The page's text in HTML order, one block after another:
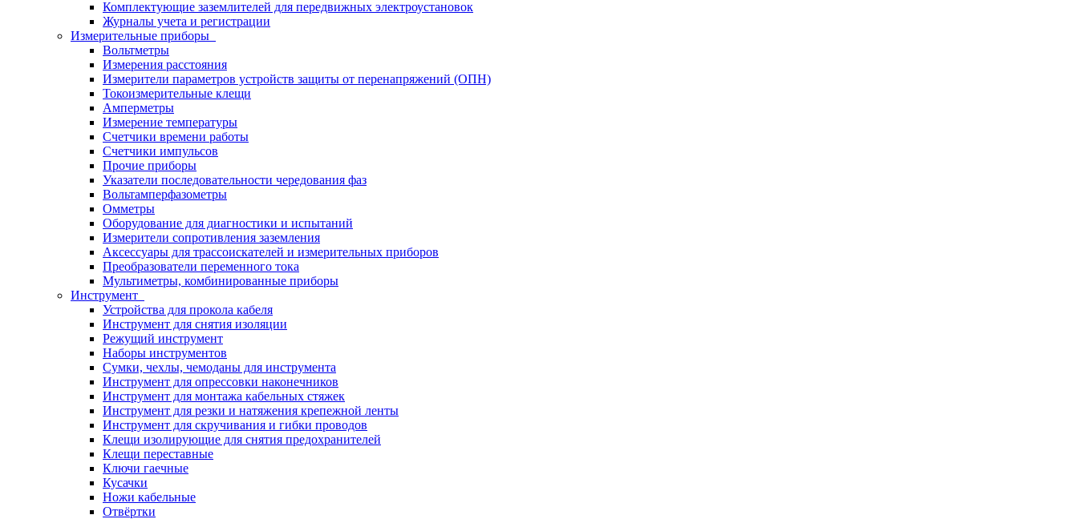
Комплектующие заземлителей для передвижных электроустановок
Журналы учета и регистрации
Измерительные приборы
Вольтметры
Измерения расстояния
Измерители параметров устройств защиты от перенапряжений (ОПН)
Токоизмерительные клещи
Амперметры
Измерение температуры
Счетчики времени работы
Счетчики импульсов
Прочие приборы
Указатели последовательности чередования фаз
Вольтамперфазометры
Омметры
Оборудование для диагностики и испытаний
Измерители сопротивления заземления
Аксессуары для трассоискателей и измерительных приборов
Преобразователи переменного тока
Мультиметры, комбинированные приборы
Инструмент
Устройства для прокола кабеля
Инструмент для снятия изоляции
Режущий инструмент
Наборы инструментов
Сумки, чехлы, чемоданы для инструмента
Инструмент для опрессовки наконечников
Инструмент для монтажа кабельных стяжек
Инструмент для резки и натяжения крепежной ленты
Инструмент для скручивания и гибки проводов
Клещи изолирующие для снятия предохранителей
Клещи переставные
Ключи гаечные
Кусачки
Ножи кабельные
Отвёртки